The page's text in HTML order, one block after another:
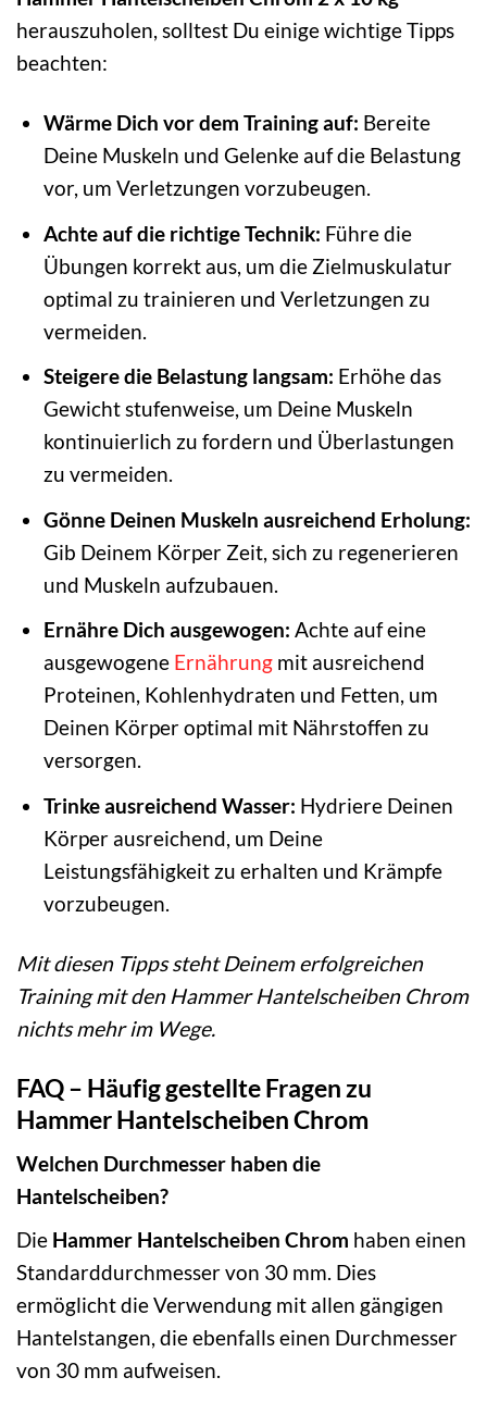
herauszuholen, solltest Du einige wichtige Tipps
beachten:
Wärme Dich vor dem Training auf: Bereite
Deine Muskeln und Gelenke auf die Belastung
vor, um Verletzungen vorzubeugen.
Achte auf die richtige Technik: Führe die
Übungen korrekt aus, um die Zielmuskulatur
optimal zu trainieren und Verletzungen zu
vermeiden.
Steigere die Belastung langsam: Erhöhe das
Gewicht stufenweise, um Deine Muskeln
kontinuierlich zu fordern und Überlastungen
zu vermeiden.
Gönne Deinen Muskeln ausreichend Erholung:
Gib Deinem Körper Zeit, sich zu regenerieren
und Muskeln aufzubauen.
Ernähre Dich ausgewogen: Achte auf eine
ausgewogene Ernährungmit ausreichend
Proteinen, Kohlenhydraten und Fetten, um
Deinen Körper optimal mit Nährstoffen zu
versorgen.
Trinke ausreichend Wasser: Hydriere Deinen
Körper ausreichend, um Deine
Leistungsfähigkeit zu erhalten und Krämpfe
vorzubeugen.
Mit diesen Tipps steht Deinem erfolgreichen
Training mit den Hammer Hantelscheiben Chrom
nichts mehr im Wege.
FAQ – Häufig gestellte Fragen zu
Hammer Hantelscheiben Chrom
Welchen Durchmesser haben die
Hantelscheiben?
Die Hammer Hantelscheiben Chrom haben einen
Standarddurchmesser von 30 mm. Dies
ermöglicht die Verwendung mit allen gängigen
Hantelstangen, die ebenfalls einen Durchmesser
von 30 mm aufweisen.